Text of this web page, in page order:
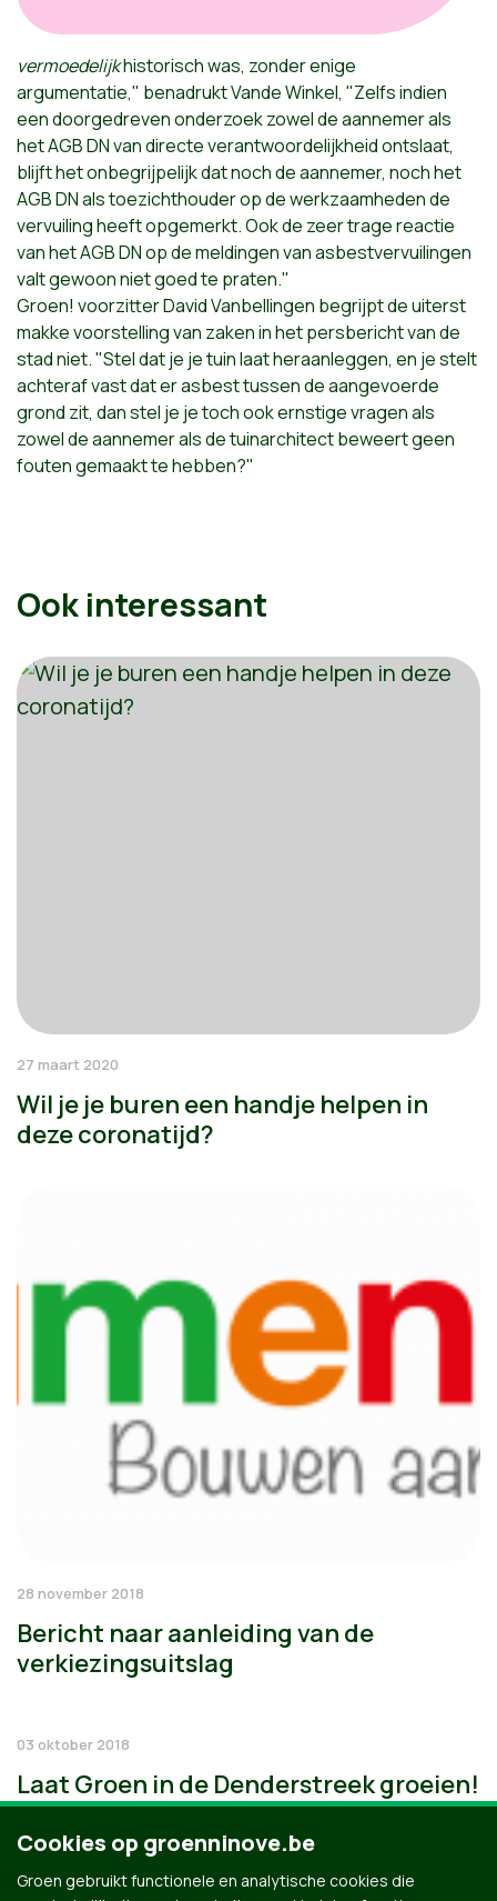
vermoedelijkhistorisch was, zonder enige
argumentatie," benadrukt Vande Winkel, "Zelfs indien
een doorgedreven onderzoek zowel de aannemer als
het AGB DN van directe verantwoordelijkheid ontslaat,
blijft het onbegrijpelijk dat noch de aannemer, noch het
AGB DN als toezichthouder op de werkzaamheden de
vervuiling heeft opgemerkt. Ook de zeer trage reactie
van het AGB DN op de meldingen van asbestvervuilingen
valt gewoon niet goed te praten."
Groen! voorzitter David Vanbellingen begrijpt de uiterst
makke voorstelling van zaken in het persbericht van de
stad niet. "Stel dat je je tuin laat heraanleggen, en je stelt
achteraf vast dat er asbest tussen de aangevoerde
grond zit, dan stel je je toch ook ernstige vragen als
zowel de aannemer als de tuinarchitect beweert geen
fouten gemaakt te hebben?"
Ook interessant
27 maart 2020
Wil je je buren een handje helpen in
deze coronatijd?
28 november 2018
Bericht naar aanleiding van de
verkiezingsuitslag
03 oktober 2018
Laat Groen in de Denderstreek groeien!
Cookies op groenninove.be
Groen gebruikt functionele en analytische cookies die